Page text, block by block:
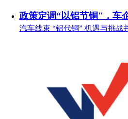
政策定调“以铝节铜"，车
汽车线束 “铝代铜” 机遇与挑